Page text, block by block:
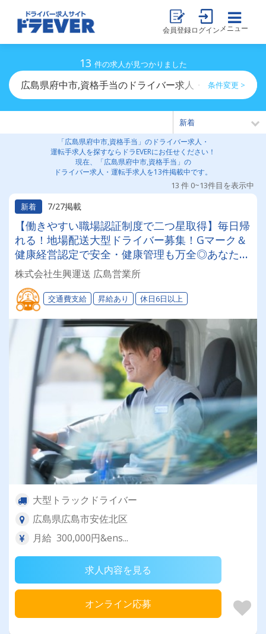
会員登録ログイン メニュー
13 件の求人が見つかりました
広島県府中市,資格手当のドライバー求人・運転手求人一
条件変更 >
「広島県府中市,資格手当」のドライバー求人・
運転手求人を探すならドラEVERにお任せください！
現在、「広島県府中市,資格手当」の
ドライバー求人・運転手求人を13件掲載中です。
13 件 0~13件目を表示中
新着
7/27掲載
【働きやすい職場認証制度で二つ星取得】毎日帰
れる！地場配送大型ドライバー募集！Gマーク＆
健康経営認定で安全・健康管理も万全◎あなたの
ライフステージに合わせて「選べる働き方」が魅
力の安定企業！
株式会社生興運送 広島営業所
交通費支給 昇給あり 休日6日以上
大型トラックドライバー
広島県広島市安佐北区
月給 300,000円&ens...
求人内容を見る
オンライン応募